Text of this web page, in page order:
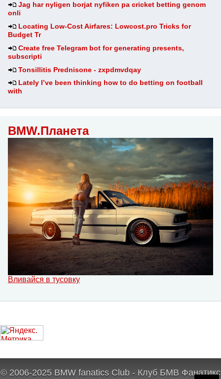
Jag har nyligen borjat nyfiken pa cricket betting genom
onli
Locating Low-Cost Airfares: Lowcost.pro Tricks for
Budget Tr
Create free Telegram bot for generating presents,
subscripti
Tonsillitis Prednisone - zxpdmvdqay
Lately I’ve been thinking how to do betting on football
with
BMW.Планета
Вливайся в тусовку
© 2006-2025 BMW fanatics Club - Клуб БМВ Фанатикс